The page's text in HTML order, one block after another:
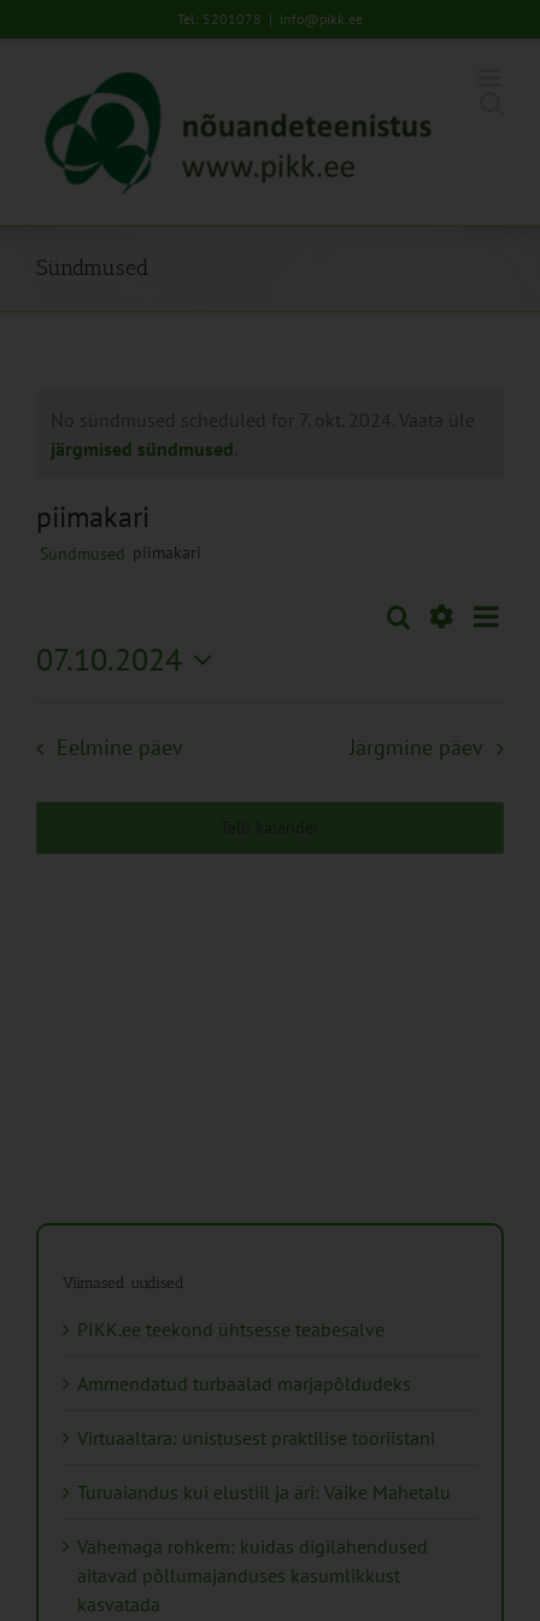
to
Tel: 5201078 | info@pikk.ee
Sündmused
No sündmused scheduled for 7. okt. 2024. Vaata üle
järgmised sündmused
piimakari
Sündmused piimakari
Sündmused
Navigation
Otsi Päev
07.10.2024
Eelmine päev Järgmine päev
Viimased uudised
PIKK.ee teekond ühtsesse teabesalve
Ammendatud turbaalad marjapõldudeks
Virtuaaltara: unistusest praktilise tööriistani
Turuaiandus kui elustiil ja äri: Väike Mahetalu
Vähemaga rohkem: kuidas digilahendused
aitavad põllumajanduses kasumlikkust
kasvatada